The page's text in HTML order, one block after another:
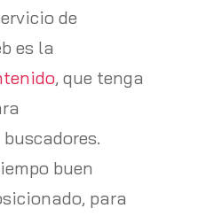
de
es la
, que tenga
buen
para